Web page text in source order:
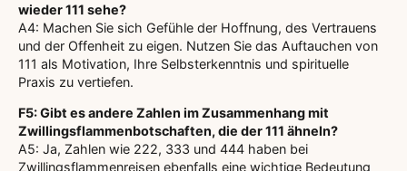
wieder 111 sehe?
A4: Machen Sie sich Gefühle der Hoffnung, des Vertrauens
und der Offenheit zu eigen. Nutzen Sie das Auftauchen von
111 als Motivation, Ihre Selbsterkenntnis und spirituelle
Praxis zu vertiefen.
F5: Gibt es andere Zahlen im Zusammenhang mit
Zwillingsflammenbotschaften, die der 111 ähneln?
A5: Ja, Zahlen wie 222, 333 und 444 haben bei
Zwillingsflammenreisen ebenfalls eine wichtige Bedeutung